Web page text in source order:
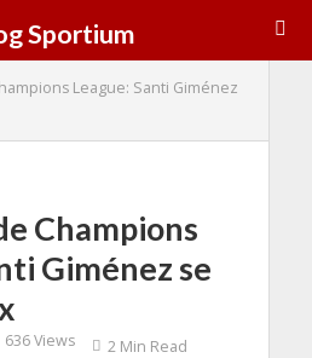
League: Santi Giménez
Champions
Giménez se
636 Views 2 Min Read